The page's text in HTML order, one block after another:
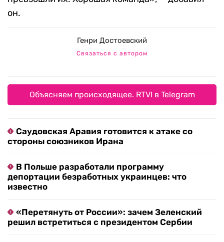
он.
Генри Достоевский
Связаться с автором
Объясняем происходящее. RTVI в Telegram
Саудовская Аравия готовится к атаке со
стороны союзников Ирана
В Польше разработали программу
депортации безработных украинцев: что
известно
«Перетянуть от России»: зачем Зеленский
решил встретиться с президентом Сербии